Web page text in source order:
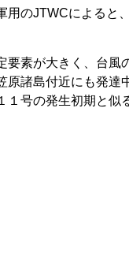
用のJTWCによると
要素が大きく、台風
原諸島付近にも発達
１号の発生初期と似